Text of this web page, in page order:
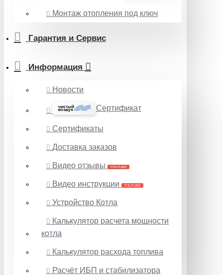
Монтаж отопления под ключ
Гарантия и Сервис
Информация
Новости
Сертификат
Сертификаты
Доставка заказов
Видео отзывы YOUTUBE
Видео инструкции YOUTUBE
Устройство Котла
Калькулятор расчета мощности
котла
Калькулятор расхода топлива
Расчёт ИБП и стабилизатора